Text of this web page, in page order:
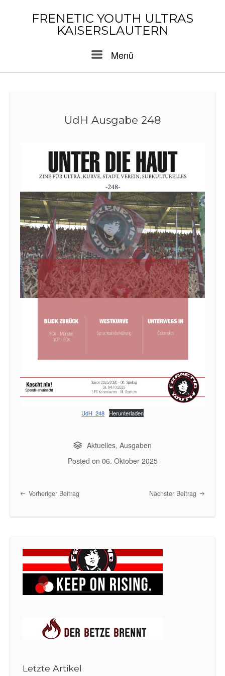
FRENETIC YOUTH ULTRAS
KAISERSLAUTERN
Menü
UdH Ausgabe 248
UdH_248 Herunterladen
Aktuelles, Ausgaben
Posted on 06. Oktober 2025
Post navigation
Vorheriger Beitrag Nächster Beitrag
Letzte Artikel